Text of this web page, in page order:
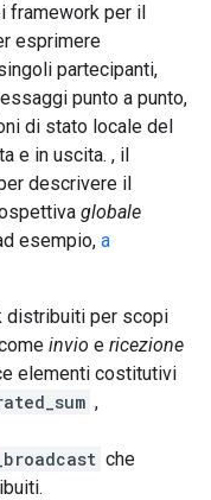
framework per il
esprimere
partecipanti,
punto a punto,
di stato locale del
e in uscita. , il
descrivere il
globale
esempio, a
distribuiti per scopi
invio e ricezione
elementi costitutivi
,
che